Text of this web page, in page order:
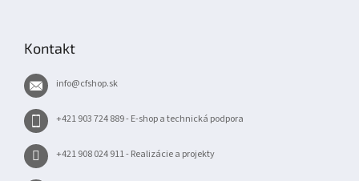
Kontakt
info@cfshop.sk
+421 903 724 889 - E-shop a technická podpora
+421 908 024 911 - Realizácie a projekty